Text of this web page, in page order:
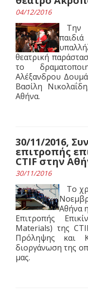
04/12/2016
Την
θεατρική
το
Αλέξανδρου
Βασίλη
Αθήνα.
30/11/2016,
επιτροπής
CTIF στην
30/11/2016
Το
Αθήνα
Επιτροπής
Materials) της
Πρόληψης και
διοργάνωση της
μας.